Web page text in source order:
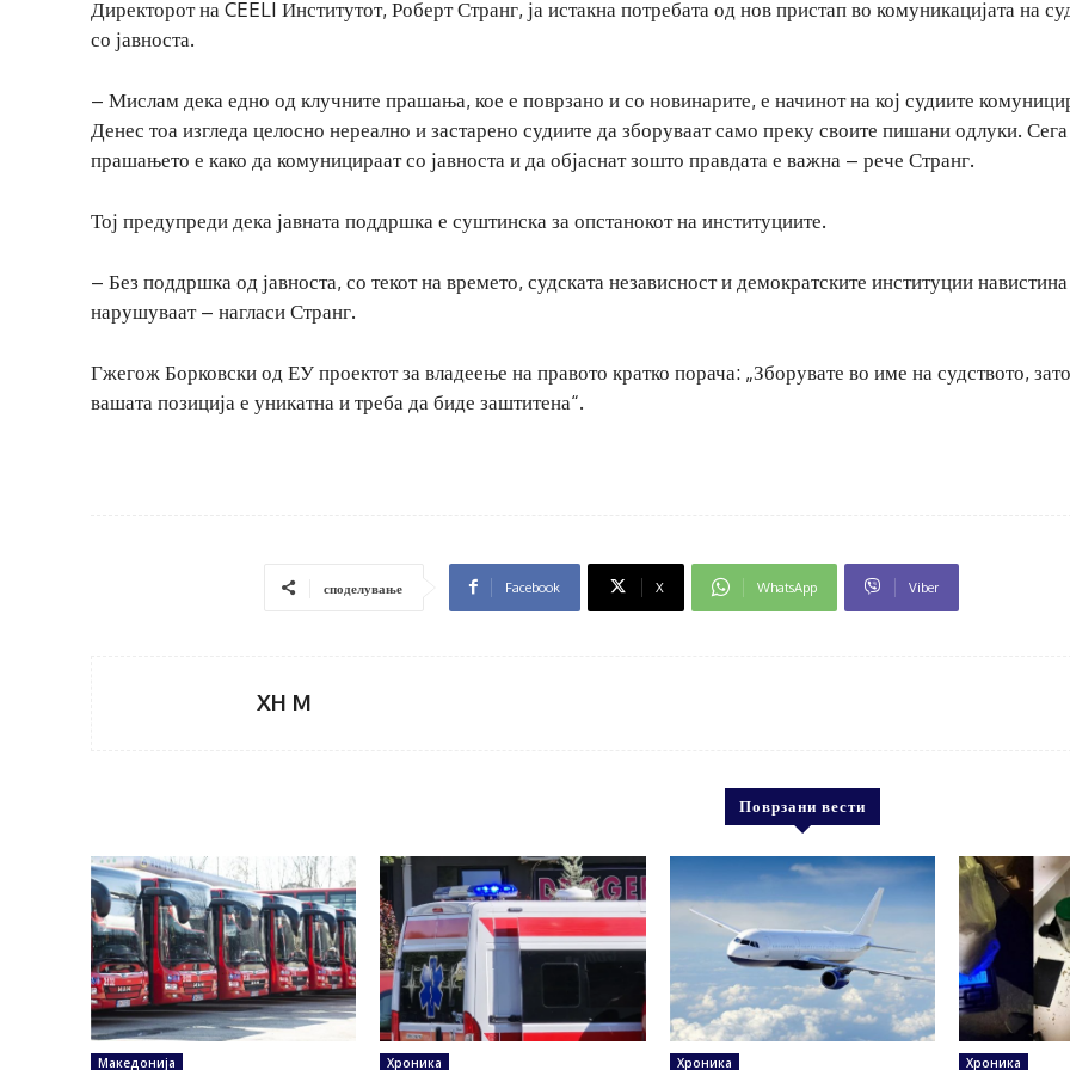
Директорот на CEELI Институтот, Роберт Странг, ја истакна потребата од нов пристап во комуникацијата на
со јавноста.
– Мислам дека едно од клучните прашања, кое е поврзано и со новинарите, е начинот на кој судиите
Денес тоа изгледа целосно нереално и застарено судиите да зборуваат само преку своите пишани одлуки. Сега
прашањето е како да комуницираат со јавноста и да објаснат зошто правдата е важна – рече Странг.
Тој предупреди дека јавната поддршка е суштинска за опстанокот на институциите.
– Без поддршка од јавноста, со текот на времето, судската независност и демократските институции навистина
нарушуваат – нагласи Странг.
Гжегож Борковски од ЕУ проектот за владеење на правото кратко порача: „Зборувате во име на судството,
вашата позиција е уникатна и треба да биде заштитена“.
споделување Facebook X WhatsApp Viber
XH M
Поврзани вести
Македонија Хроника Хроника Хроника